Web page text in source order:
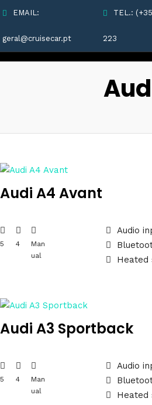
EMAIL:
geral@cruisecar.pt
TEL.:
223
Audi A4 Avant
5 4
Man
ual
Audio
Heated
Audi A3 Sportback
5 4
Man
ual
Audio
Heated